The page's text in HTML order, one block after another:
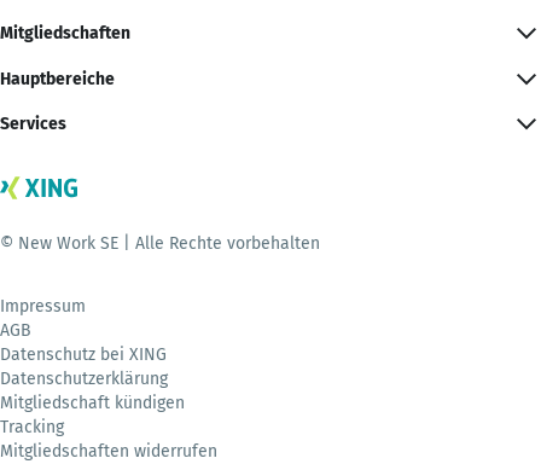
Mitgliedschaften
Hauptbereiche
Services
© New Work SE | Alle Rechte vorbehalten
Impressum
AGB
Datenschutz bei XING
Datenschutzerklärung
Mitgliedschaft kündigen
Tracking
Mitgliedschaften widerrufen